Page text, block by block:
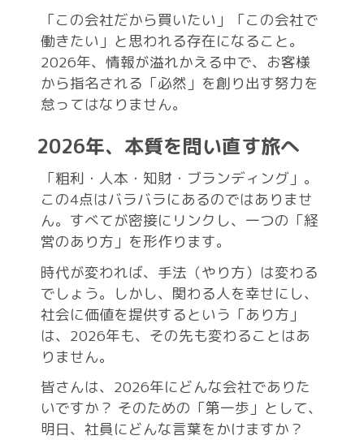
「この会社だから買いたい」「この会社で
働きたい」と思われる存在になること。
2026年、情報が溢れかえる中で、お客様
から指名される「必然」を創り出す努力を
怠ってはなりません。
2026年、本質を問い直す旅へ
「粗利・人本・知財・ブランディング」。
この4点はバラバラにあるのではありませ
ん。すべてが密接にリンクし、一つの「経
営のあり方」を形作ります。
時代が変われば、手法（やり方）は変わる
でしょう。しかし、関わる人を幸せにし、
社会に価値を提供するという「あり方」
は、2026年も、その先も変わることはあ
りません。
皆さんは、2026年にどんな会社でありた
いですか？ そのための「第一歩」として、
明日、社員にどんな言葉をかけますか？